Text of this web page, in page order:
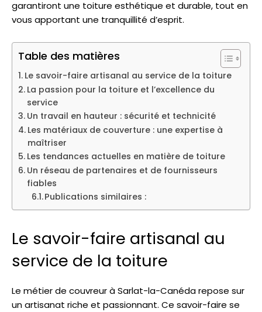
garantiront une toiture esthétique et durable, tout en
vous apportant une tranquillité d’esprit.
Table des matières
Le savoir-faire artisanal au service de la toiture
La passion pour la toiture et l’excellence du
service
Un travail en hauteur : sécurité et technicité
Les matériaux de couverture : une expertise à
maîtriser
Les tendances actuelles en matière de toiture
Un réseau de partenaires et de fournisseurs
fiables
Publications similaires :
Le savoir-faire artisanal au
service de la toiture
Le métier de couvreur à Sarlat-la-Canéda repose sur
un artisanat riche et passionnant. Ce savoir-faire se